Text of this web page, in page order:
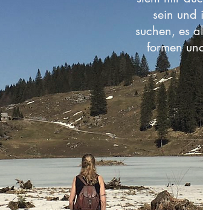
sein und
suchen, es
formen